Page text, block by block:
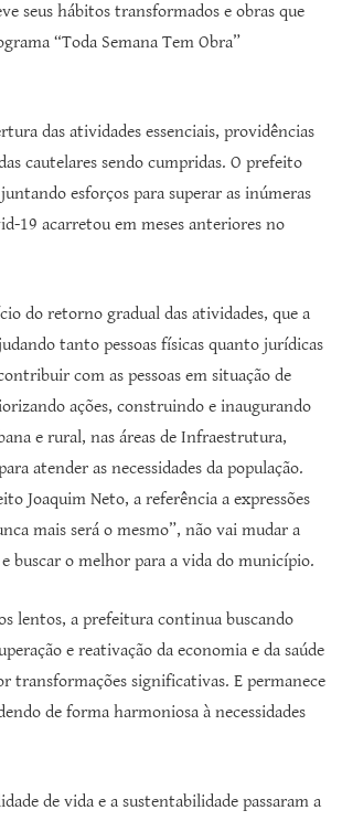
seus hábitos transformados e obras que
“Toda Semana Tem Obra”
das atividades essenciais, providências
cautelares sendo cumpridas. O prefeito
esforços para superar as inúmeras
19 acarretou em meses anteriores no
do retorno gradual das atividades, que a
tanto pessoas físicas quanto jurídicas
com as pessoas em situação de
ações, construindo e inaugurando
e rural, nas áreas de Infraestrutura,
atender as necessidades da população.
Joaquim Neto, a referência a expressões
mais será o mesmo”, não vai mudar a
buscar o melhor para a vida do município.
lentos, a prefeitura continua buscando
e reativação da economia e da saúde
transformações significativas. E permanece
de forma harmoniosa à necessidades
de vida e a sustentabilidade passaram a